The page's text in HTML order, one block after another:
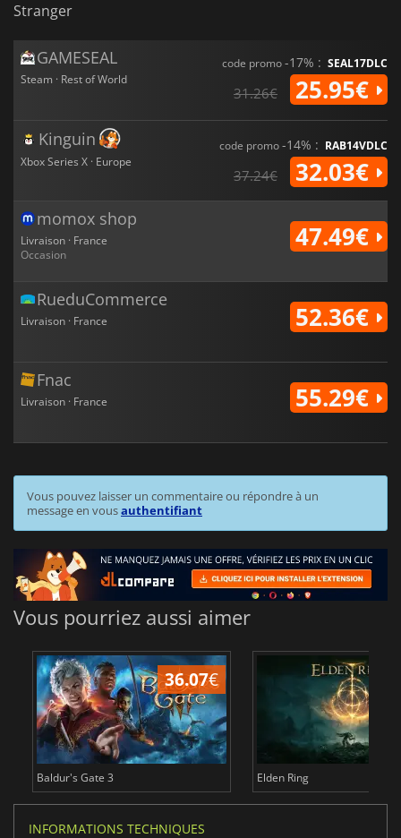
Stranger
GAMESEAL
Steam · Rest of World
code promo-17% : SEAL17DLC
31.26€ 25.95€
Kinguin
Xbox Series X · Europe
code promo-14% : RAB14VDLC
37.24€ 32.03€
momox shop
Livraison · France
Occasion
47.49€
RueduCommerce
Livraison · France 52.36€
Fnac
Livraison · France 55.29€
Vous pouvez laisser un commentaire ou répondre à un
message en vousauthentifiant
Vous pourriez aussi aimer
36.07€
Baldur's Gate 3 Elden Ring
INFORMATIONS TECHNIQUES